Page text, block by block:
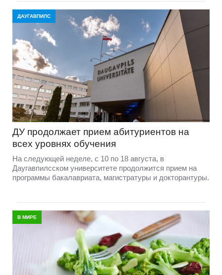
ДАУГАВПИЛС
ДУ продолжает прием абитуриентов на
всех уровнях обучения
На следующей неделе, с 10 по 18 августа, в
Даугавпилсском университете продолжится прием на
программы бакалавриата, магистратуры и докторантуры.
В МИРЕ